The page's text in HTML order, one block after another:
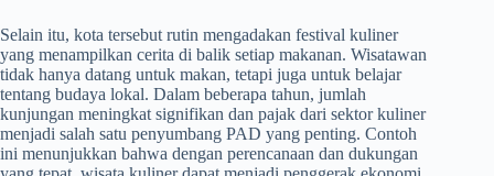
Selain itu, kota tersebut rutin mengadakan festival kuliner
yang menampilkan cerita di balik setiap makanan. Wisatawan
tidak hanya datang untuk makan, tetapi juga untuk belajar
tentang budaya lokal. Dalam beberapa tahun, jumlah
kunjungan meningkat signifikan dan pajak dari sektor kuliner
menjadi salah satu penyumbang PAD yang penting. Contoh
ini menunjukkan bahwa dengan perencanaan dan dukungan